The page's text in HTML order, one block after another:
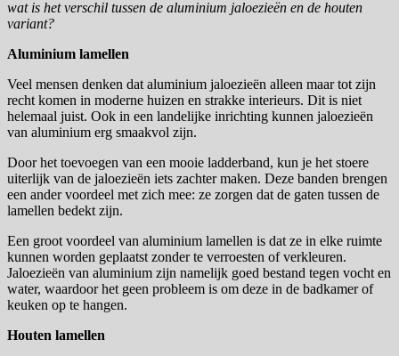
wat is het verschil tussen de aluminium jaloezieën en de houten
variant?
Aluminium lamellen
Veel mensen denken dat aluminium jaloezieën alleen maar tot zijn
recht komen in moderne huizen en strakke interieurs. Dit is niet
helemaal juist. Ook in een landelijke inrichting kunnen jaloezieën
van aluminium erg smaakvol zijn.
Door het toevoegen van een mooie ladderband, kun je het stoere
uiterlijk van de jaloezieën iets zachter maken. Deze banden brengen
een ander voordeel met zich mee: ze zorgen dat de gaten tussen de
lamellen bedekt zijn.
Een groot voordeel van aluminium lamellen is dat ze in elke ruimte
kunnen worden geplaatst zonder te verroesten of verkleuren.
Jaloezieën van aluminium zijn namelijk goed bestand tegen vocht en
water, waardoor het geen probleem is om deze in de badkamer of
keuken op te hangen.
Houten lamellen